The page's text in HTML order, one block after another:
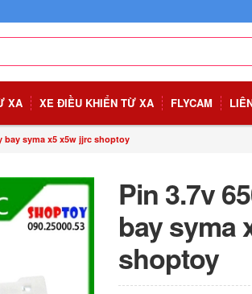
XA XE ĐIỀU KHIỂN TỪ XA FLYCAM
bay syma x5 x5w jjrc shoptoy
Pin 3.7v
bay syma
shoptoy